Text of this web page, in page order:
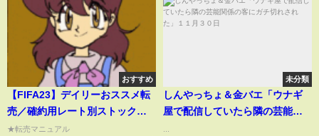
おすすめ
【FIFA23】デイリーおススメ転
売／確約用レート別ストック！
仕込みラインもご紹介！
★転売マニュアル
未分類
しんやっちょ＆金バエ「ウナギ
屋で配信していたら隣の芸能関